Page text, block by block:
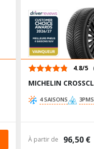
4.8/5
MICHELIN
4 SAISONS
À partir de 96,50 €